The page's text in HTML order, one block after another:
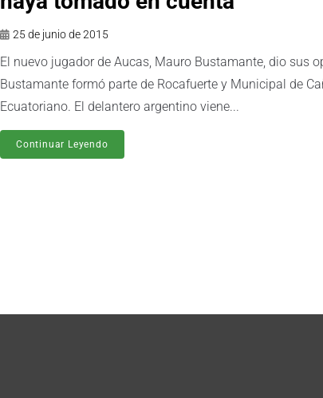
25 de junio de 2015
El nuevo jugador de Aucas, Mauro Bustamante, dio sus
Bustamante formó parte de Rocafuerte y Municipal de
Ecuatoriano. El delantero argentino viene...
Continuar Leyendo